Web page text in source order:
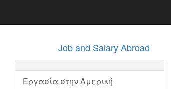
Job and Salary Abroad
Εργασία στην Αμερική